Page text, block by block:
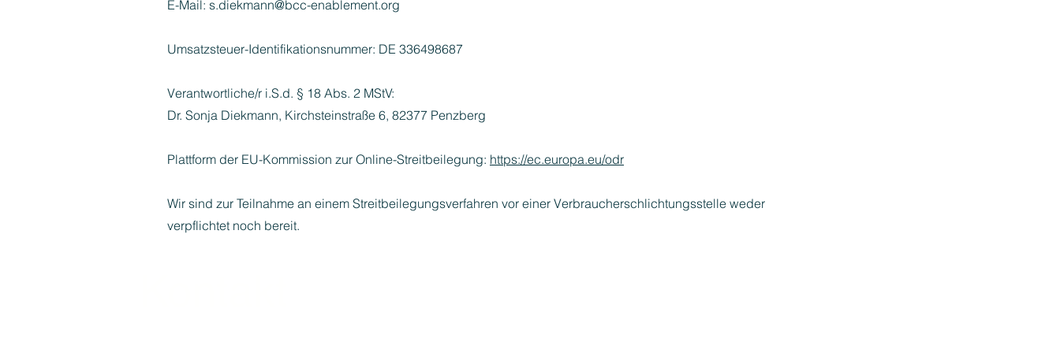
E-Mail: s.diekmann@bcc-enablement.org
Umsatzsteuer-Identifikationsnummer: DE 336498687
Verantwortliche/r i.S.d. § 18 Abs. 2 MStV:
Dr. Sonja Diekmann, Kirchsteinstraße 6, 82377 Penzberg
Plattform der EU-Kommission zur Online-Streitbeilegung: https://ec.europa.eu/odr
Wir sind zur Teilnahme an einem Streitbeilegungsverfahren vor einer Verbraucherschlichtungsstelle weder
verpflichtet noch bereit.